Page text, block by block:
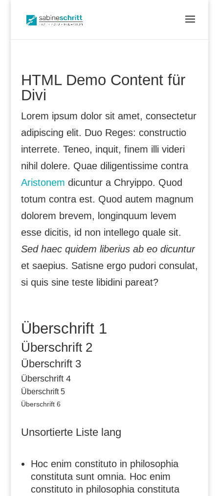
HTML Demo Content für
Divi
Lorem ipsum dolor sit amet, consectetur
adipiscing elit. Duo Reges: constructio
interrete. Teneo, inquit, finem illi videri
nihil dolere. Quae diligentissime contra
Aristonem dicuntur a Chryippo. Quod
totum contra est. Quod autem magnum
dolorem brevem, longinquum levem
esse dicitis, id non intellego quale sit.
Sed haec quidem liberius ab eo dicuntur
et saepius. Satisne ergo pudori consulat,
si quis sine teste libidini pareat?
Überschrift 1
Überschrift 2
Überschrift 3
Überschrift 4
Überschrift 5
Überschrift 6
Unsortierte Liste lang
Hoc enim constituto in philosophia
constituta sunt omnia. Hoc enim
constituto in philosophia constituta